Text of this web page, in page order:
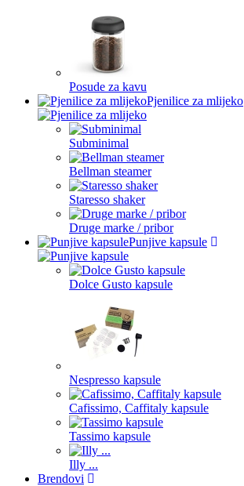
Posude za kavu
Pjenilice za mlijeko
Subminimal
Bellman steamer
Staresso shaker
Druge marke / pribor
Punjive kapsule
Dolce Gusto kapsule
Nespresso kapsule
Cafissimo, Caffitaly kapsule
Tassimo kapsule
Illy ...
Brendovi